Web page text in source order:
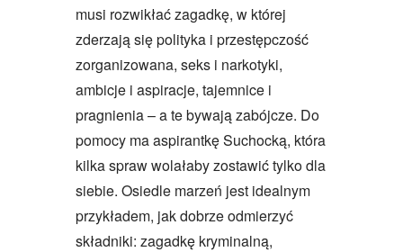
musi rozwikłać zagadkę, w której
zderzają się polityka i przestępczość
zorganizowana, seks i narkotyki,
ambicje i aspiracje, tajemnice i
pragnienia – a te bywają zabójcze. Do
pomocy ma aspirantkę Suchocką, która
kilka spraw wolałaby zostawić tylko dla
siebie. Osiedle marzeń jest idealnym
przykładem, jak dobrze odmierzyć
składniki: zagadkę kryminalną,